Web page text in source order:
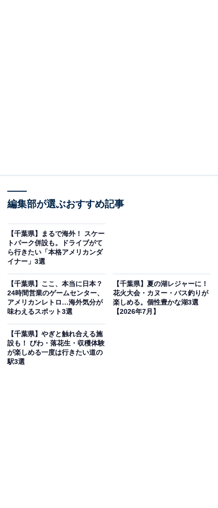
寒流と暖流がぶつかり合う豊かな海域のため、ツノダシ
イ・ウツボ・全長1.5mほどのドチザメが現れることも。
餌付けタイムに合わせて訪れると、多くの魚が集まる迫
力のシーンが楽しめます。
真夏でも塔内はひんやりとした涼しさで、まさに天然の
避暑スポットです。また、塔上の海上展望室からは太平
一望できます。入場料はその日の海の透明度によって変
動するユニークな仕組みで、透明度が低い場合は割引が
適用されます。
編集部が選ぶおすすめ記事
【千葉県】まるで海外！ スケー
トパーク併設も。ドライブがて
ら行きたい「本格アメリカンダ
イナー」3選
【千葉県】ここ、本当に日本？
24時間営業のゲームセンター、
アメリカンレトロ…海外気分が
味わえるスポット3選
【千葉県】夏の湖レジャーに！
花火大会・カヌー・バス釣りが
楽しめる。個性豊かな湖3選
【2026年7月】
【千葉県】やぎと触れ合える施
設も！ びわ・落花生・収穫体験
が楽しめる一度は行きたい道の
駅3選